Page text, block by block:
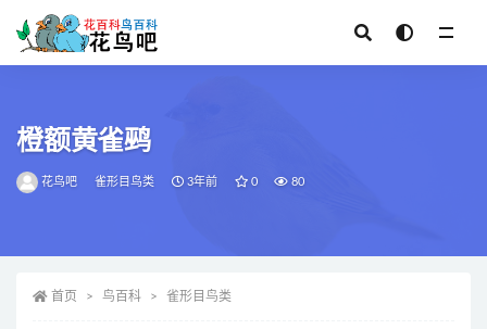
橙额黄雀鹀
花鸟吧 雀形目鸟类 3年前 0 80
首页 鸟百科 雀形目鸟类